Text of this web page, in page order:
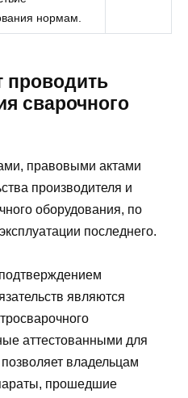
нормам.
проводить
сварочного
правовыми актами
производителя и
оборудования, по
последнего.
являются
аттестованными для
владельцам
прошедшие